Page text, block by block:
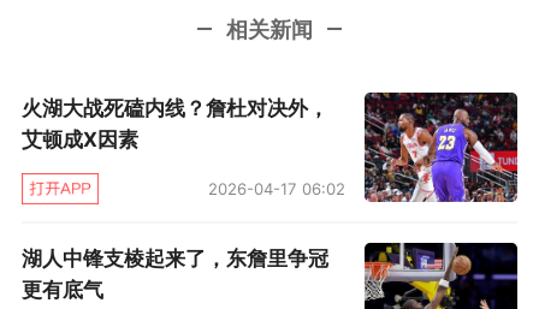
期方案，也难以成为东契奇长期搭档的理想人
锋，也无法拉开空间投篮，尽管有着令人充满遐
想的身体条件和还算出色的面板数据，但几乎所
有公开的高阶数据模型都认为艾顿是低于联盟平
更让人头疼的是，他的这份合同为期两年，第二
相关新闻
火湖大战死磕内线？詹杜对决外，
艾顿成X因素
2026-04-17 06:02
湖人中锋支棱起来了，东詹里争冠
更有底气